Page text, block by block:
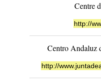
Centre
http://
Centro Andaluz
http://